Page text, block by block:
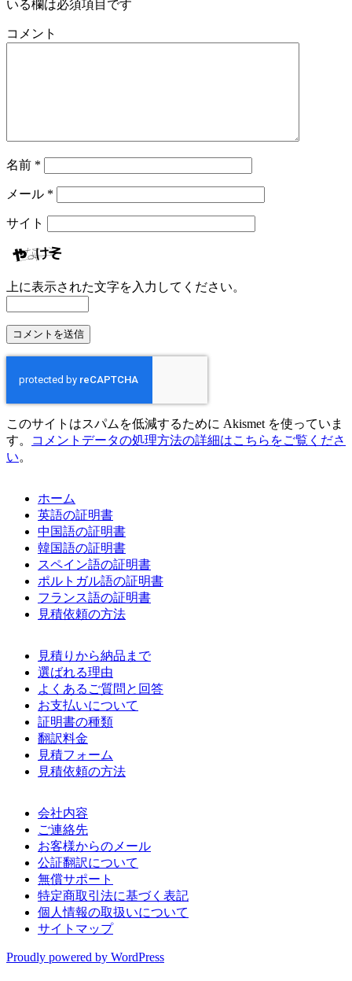
いる欄は必須項目です
コメント
名前 *
メール *
サイト
上に表示された文字を入力してください。
このサイトはスパムを低減するために Akismet を使っていま
す。
コメントデータの処理方法の詳細はこちらをご覧くださ
い。
ホーム
英語の証明書
中国語の証明書
韓国語の証明書
スペイン語の証明書
ポルトガル語の証明書
フランス語の証明書
見積依頼の方法
見積りから納品まで
選ばれる理由
よくあるご質問と回答
お支払いについて
証明書の種類
翻訳料金
見積フォーム
見積依頼の方法
会社内容
ご連絡先
お客様からのメール
公証翻訳について
無償サポート
特定商取引法に基づく表記
個人情報の取扱いについて
サイトマップ
Proudly powered by WordPress